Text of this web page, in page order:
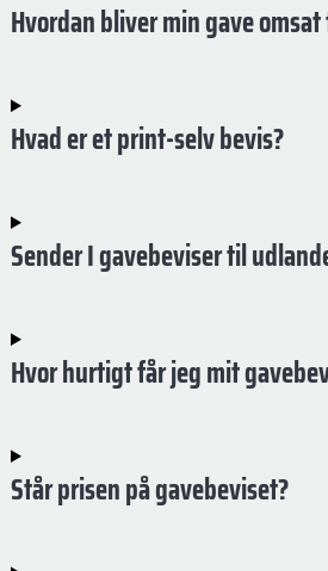
Hvordan bliver min gave
Hvad er et print-selv bevis?
Sender I gavebeviser til
Hvor hurtigt får jeg mit
Står prisen på gavebeviset?